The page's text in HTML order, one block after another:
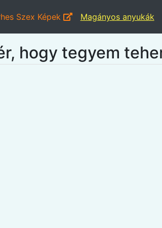
Szex Képek Magányos anyukák
hogy tegyem